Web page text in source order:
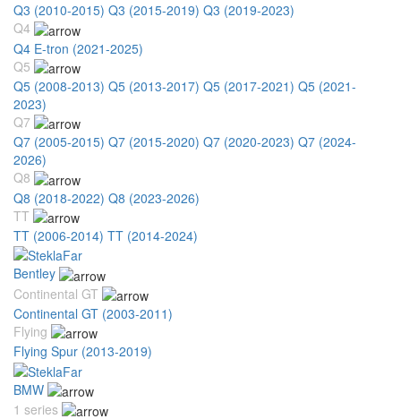
Q3 (2010-2015) Q3 (2015-2019) Q3 (2019-2023)
Q4
Q4 E-tron (2021-2025)
Q5
Q5 (2008-2013) Q5 (2013-2017) Q5 (2017-2021) Q5 (2021-
2023)
Q7
Q7 (2005-2015) Q7 (2015-2020) Q7 (2020-2023) Q7 (2024-
2026)
Q8
Q8 (2018-2022) Q8 (2023-2026)
TT
TT (2006-2014) TT (2014-2024)
Bentley
Continental GT
Continental GT (2003-2011)
Flying
Flying Spur (2013-2019)
BMW
1 series